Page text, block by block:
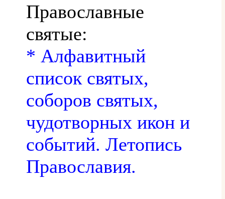
Православные
святые:
* Алфавитный
список святых,
соборов святых,
чудотворных икон и
событий. Летопись
Православия.